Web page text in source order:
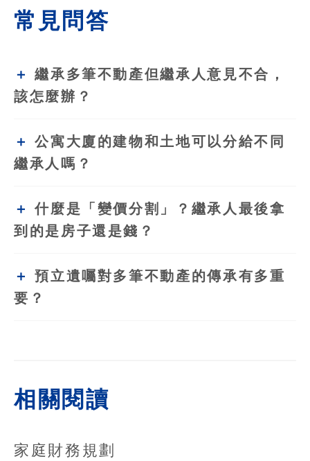
常見問答
繼承多筆不動產但繼承人意見不合，
該怎麼辦？
公寓大廈的建物和土地可以分給不同
繼承人嗎？
什麼是「變價分割」？繼承人最後拿
到的是房子還是錢？
預立遺囑對多筆不動產的傳承有多重
要？
相關閱讀
家庭財務規劃